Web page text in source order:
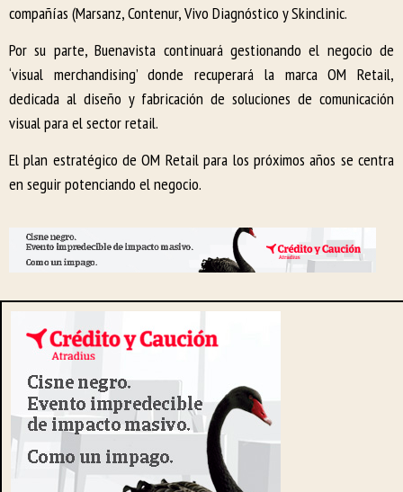
compañías (Marsanz, Contenur, Vivo Diagnóstico y Skinclinic.
Por su parte, Buenavista continuará gestionando el negocio de
‘visual merchandising’ donde recuperará la marca OM Retail,
dedicada al diseño y fabricación de soluciones de comunicación
visual para el sector retail.
El plan estratégico de OM Retail para los próximos años se centra
en seguir potenciando el negocio.